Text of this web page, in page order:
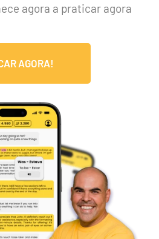
agora a praticar agora
AGORA!